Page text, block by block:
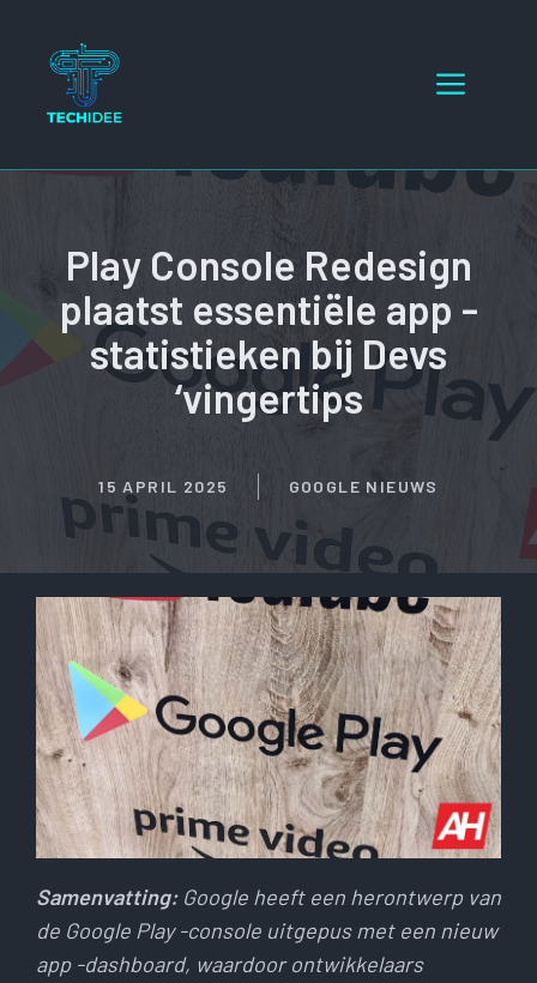
inhoud
Menu
Play Console Redesign
plaatst essentiële app -
statistieken bij Devs
‘vingertips
15 APRIL 2025 GOOGLE NIEUWS
Samenvatting: Google heeft een herontwerp van
de Google Play -console uitgepus met een nieuw
app -dashboard, waardoor ontwikkelaars